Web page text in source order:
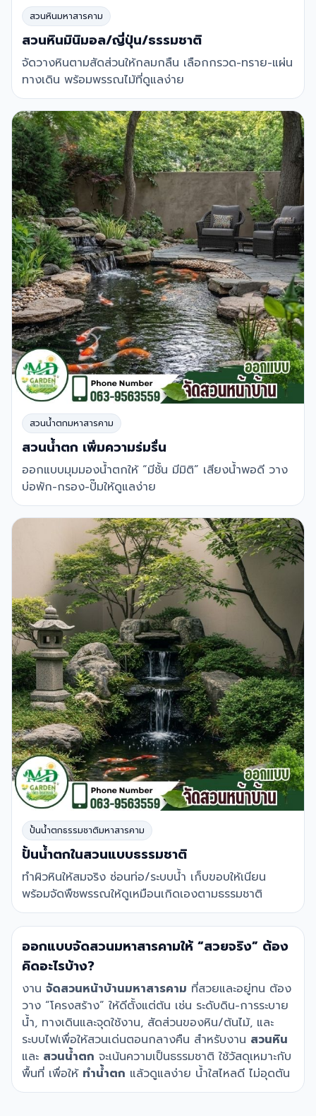
สวนหินมหาสารคาม
สวนหินมินิมอล/ญี่ปุ่น/ธรรมชาติ
จัดวางหินตามสัดส่วนให้กลมกลืน เลือกกรวด-ทราย-แผ่น
ทางเดิน พร้อมพรรณไม้ที่ดูแลง่าย
สวนน้ำตกมหาสารคาม
สวนน้ำตก เพิ่มความร่มรื่น
ออกแบบมุมมองน้ำตกให้ “มีชั้น มีมิติ” เสียงน้ำพอดี วาง
บ่อพัก-กรอง-ปั๊มให้ดูแลง่าย
ปั้นน้ำตกธรรมชาติมหาสารคาม
ปั้นน้ำตกในสวนแบบธรรมชาติ
ทำผิวหินให้สมจริง ซ่อนท่อ/ระบบน้ำ เก็บขอบให้เนียน
พร้อมจัดพืชพรรณให้ดูเหมือนเกิดเองตามธรรมชาติ
ออกแบบจัดสวนมหาสารคามให้ “สวยจริง” ต้อง
คิดอะไรบ้าง?
งาน จัดสวนหน้าบ้านมหาสารคาม ที่สวยและอยู่ทน ต้อง
วาง “โครงสร้าง” ให้ดีตั้งแต่ต้น เช่น ระดับดิน-การระบาย
น้ำ, ทางเดินและจุดใช้งาน, สัดส่วนของหิน/ต้นไม้, และ
ระบบไฟเพื่อให้สวนเด่นตอนกลางคืน สำหรับงาน สวนหิน
และ สวนน้ำตก จะเน้นความเป็นธรรมชาติ ใช้วัสดุเหมาะกับ
พื้นที่ เพื่อให้ ทำน้ำตก แล้วดูแลง่าย น้ำใสไหลดี ไม่อุดตัน